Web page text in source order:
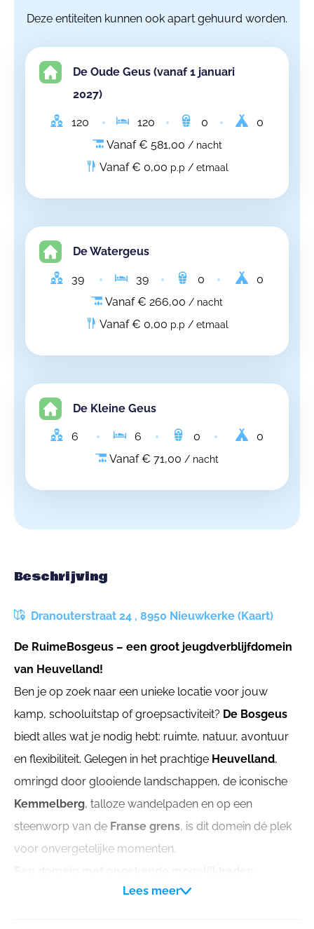
Deze entiteiten kunnen ook apart gehuurd worden.
De Oude Geus (vanaf 1 januari
2027)
120 120 0
0
Vanaf € 581,00 / nacht
Vanaf € 0,00 p.p / etmaal
De Watergeus
39 39 0
0
Vanaf € 266,00 / nacht
Vanaf € 0,00 p.p / etmaal
De Kleine Geus
6 6 0
0
Vanaf € 71,00 / nacht
Beschrijving
Dranouterstraat 24 , 8950 Nieuwkerke (Kaart)
De RuimeBosgeus – een groot jeugdverblijfdomein
van Heuvelland!
Ben je op zoek naar een unieke locatie voor jouw
kamp, schooluitstap of groepsactiviteit? De Bosgeus
biedt alles wat je nodig hebt: ruimte, natuur, avontuur
en flexibiliteit. Gelegen in het prachtige Heuvelland,
omringd door glooiende landschappen, de iconische
Kemmelberg, talloze wandelpaden en op een
steenworp van de Franse grens, is dit domein dé plek
voor onvergetelijke momenten.
Samen bieden onze verblijven een
Lees meer